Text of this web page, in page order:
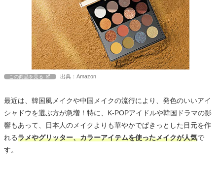
この商品を見る 出典：Amazon
最近は、韓国風メイクや中国メイクの流行により、発色のいいアイ
シャドウを選ぶ方が急増！特に、K-POPアイドルや韓国ドラマの影
響もあって、日本人のメイクよりも華やかでぱきっとした目元を作
れるラメやグリッター、カラーアイテムを使ったメイクが人気で
す。